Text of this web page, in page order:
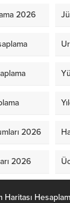
2026
2026
2026